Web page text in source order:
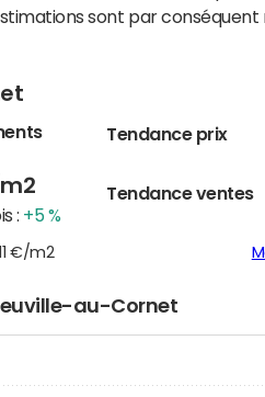
sont par conséquent
: +5 %
Tendance prix
Tendance ventes
€/m2
au-Cornet